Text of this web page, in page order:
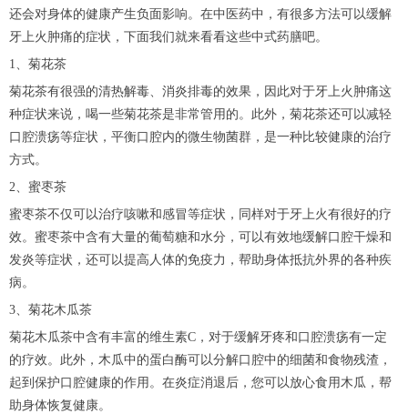
还会对身体的健康产生负面影响。在中医药中，有很多方法可以缓解
牙上火肿痛的症状，下面我们就来看看这些中式药膳吧。
1、菊花茶
菊花茶有很强的清热解毒、消炎排毒的效果，因此对于牙上火肿痛这
种症状来说，喝一些菊花茶是非常管用的。此外，菊花茶还可以减轻
口腔溃疡等症状，平衡口腔内的微生物菌群，是一种比较健康的治疗
方式。
2、蜜枣茶
蜜枣茶不仅可以治疗咳嗽和感冒等症状，同样对于牙上火有很好的疗
效。蜜枣茶中含有大量的葡萄糖和水分，可以有效地缓解口腔干燥和
发炎等症状，还可以提高人体的免疫力，帮助身体抵抗外界的各种疾
病。
3、菊花木瓜茶
菊花木瓜茶中含有丰富的维生素C，对于缓解牙疼和口腔溃疡有一定
的疗效。此外，木瓜中的蛋白酶可以分解口腔中的细菌和食物残渣，
起到保护口腔健康的作用。在炎症消退后，您可以放心食用木瓜，帮
助身体恢复健康。